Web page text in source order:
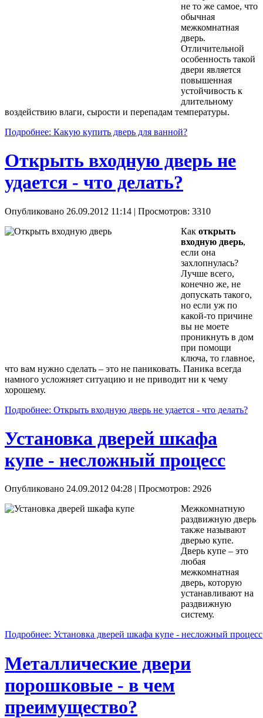
не то же самое, что
обычная
межкомнатная
дверь.
Отличительной
особенность такой
двери является
повышенная
устойчивость к
длительному
воздействию влаги, сырости и перепадам температуры.
Подробнее: Какую купить дверь для ванной?
Открыть входную дверь не
удается - что делать?
Опубликовано 26.09.2012 11:14 | Просмотров: 3310
Как открыть
входную дверь,
если она
захлопнулась?
Лучше всего,
конечно же, не
допускать такого,
но если уж по
какой-то причине
вы не моете
проникнуть в дом
при помощи
ключа, то главное,
что вам нужно сделать – это не паниковать. Паника всегда
намного усложняет ситуацию и не приводит ни к чему
хорошему.
Подробнее: Открыть входную дверь не удается - что делать?
Установка дверей шкафа
купе - несложный процесс
Опубликовано 24.09.2012 04:28 | Просмотров: 2926
Межкомнатную
раздвижную дверь
также называют
дверью купе.
Дверь купе – это
любая
межкомнатная
дверь, которую
устанавливают на
раздвижную
систему.
Подробнее: Установка дверей шкафа купе - несложный процесс
Металлические двери
порошковые - в чем
преимущество?